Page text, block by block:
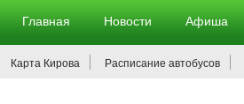
Главная Новости Афиша
Карта Кирова Расписание автобусов